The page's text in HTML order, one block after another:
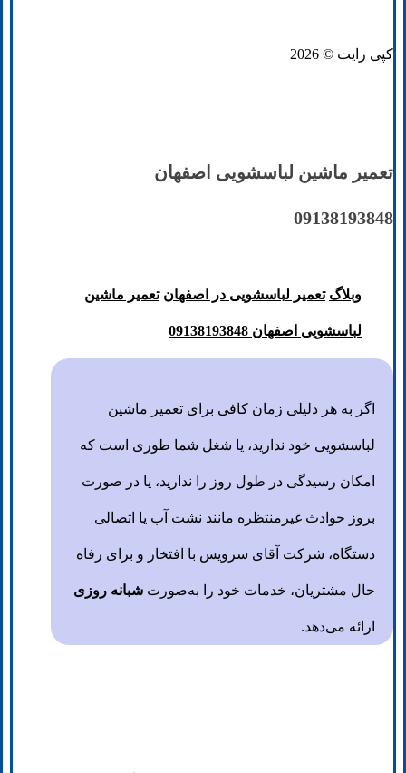
کپی رایت © 2026
تعمیر ماشین لباسشویی اصفهان
09138193848
وبلاگ تعمیر لباسشویی در اصفهان تعمیر ماشین
لباسشویی اصفهان 09138193848
اگر به هر دلیلی زمان کافی برای تعمیر ماشین
لباسشویی خود ندارید، یا شغل شما طوری است که
امکان رسیدگی در طول روز را ندارید، یا در صورت
بروز حوادث غیرمنتظره مانند نشت آب یا اتصالی
دستگاه، شرکت آقای سرویس با افتخار و برای رفاه
حال مشتریان، خدمات خود را به‌صورت شبانه‌ روزی
ارائه می‌دهد.